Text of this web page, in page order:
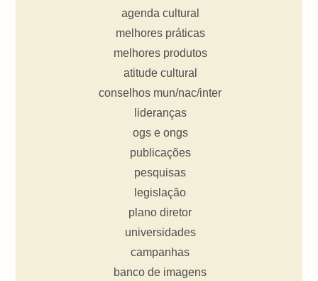
agenda cultural
melhores práticas
melhores produtos
atitude cultural
conselhos mun/nac/inter
lideranças
ogs e ongs
publicações
pesquisas
legislação
plano diretor
universidades
campanhas
banco de imagens